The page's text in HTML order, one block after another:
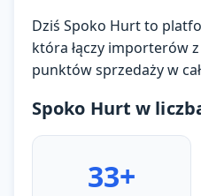
Dziś Spoko Hurt to
która łączy importerów
punktów sprzedaży w
Spoko Hurt w
33+